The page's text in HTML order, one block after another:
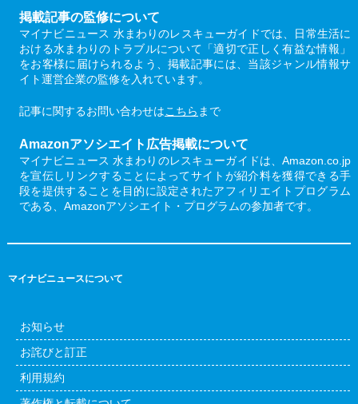
掲載記事の監修について
マイナビニュース 水まわりのレスキューガイドでは、日常生活に
おける水まわりのトラブルについて「適切で正しく有益な情報」
をお客様に届けられるよう、掲載記事には、当該ジャンル情報サ
イト運営企業の監修を入れています。
記事に関するお問い合わせはこちら まで
Amazonアソシエイト広告掲載について
マイナビニュース 水まわりのレスキューガイドは、Amazon.co.jp
を宣伝しリンクすることによってサイトが紹介料を獲得できる手
段を提供することを目的に設定されたアフィリエイトプログラム
である、Amazonアソシエイト・プログラムの参加者です。
マイナビニュースについて
お知らせ
お詫びと訂正
利用規約